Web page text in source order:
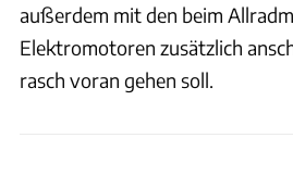
außerdem mit den beim
Elektromotoren zusätzlich
rasch voran gehen soll.